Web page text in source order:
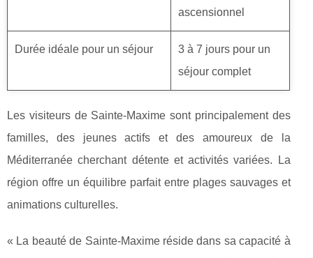
ascensionnel
Durée idéale pour un séjour
3 à 7 jours pour un
séjour complet
Les visiteurs de Sainte-Maxime sont principalement des
familles, des jeunes actifs et des amoureux de la
Méditerranée cherchant détente et activités variées. La
région offre un équilibre parfait entre plages sauvages et
animations culturelles.
« La beauté de Sainte-Maxime réside dans sa capacité à